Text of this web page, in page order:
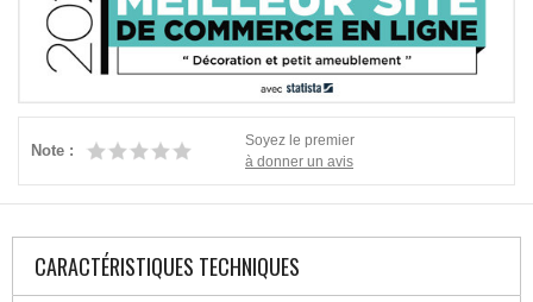
Note :
Soyez le premier
à donner un avis
CARACTÉRISTIQUES TECHNIQUES